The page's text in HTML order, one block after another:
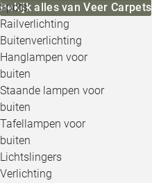
Spots
Railverlichting
Buitenverlichting
Hanglampen voor
buiten
Staande lampen voor
buiten
Tafellampen voor
buiten
Lichtslingers
Verlichting
Bekijk alles van Veer Carpets